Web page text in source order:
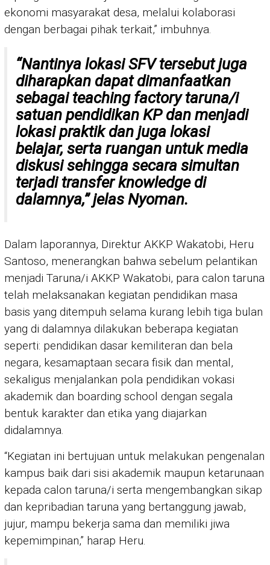
ekonomi masyarakat desa, melalui kolaborasi
dengan berbagai pihak terkait,” imbuhnya.
“Nantinya lokasi SFV tersebut juga
diharapkan dapat dimanfaatkan
sebagaiteaching factorytaruna/i
satuan pendidikan KP dan menjadi
lokasi praktik dan juga lokasi
belajar, serta ruangan untuk media
diskusi sehingga secara simultan
terjadi transfer knowledge di
dalamnya,” jelas Nyoman.
Dalam laporannya, Direktur AKKP Wakatobi, Heru
Santoso, menerangkan bahwa sebelum pelantikan
menjadi Taruna/i AKKP Wakatobi, para calon taruna
telah melaksanakan kegiatan pendidikan masa
basis yang ditempuh selama kurang lebih tiga bulan
yang di dalamnya dilakukan beberapa kegiatan
seperti: pendidikan dasar kemiliteran dan bela
negara, kesamaptaan secara fisik dan mental,
sekaligus menjalankan pola pendidikan vokasi
akademik dan boarding school dengan segala
bentuk karakter dan etika yang diajarkan
didalamnya.
“Kegiatan ini bertujuan untuk melakukan pengenalan
kampus baik dari sisi akademik maupun ketarunaan
kepada calon taruna/i serta mengembangkan sikap
dan kepribadian taruna yang bertanggung jawab,
jujur, mampu bekerja sama dan memiliki jiwa
kepemimpinan,” harap Heru.